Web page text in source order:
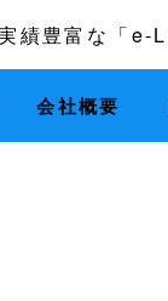
会社概要